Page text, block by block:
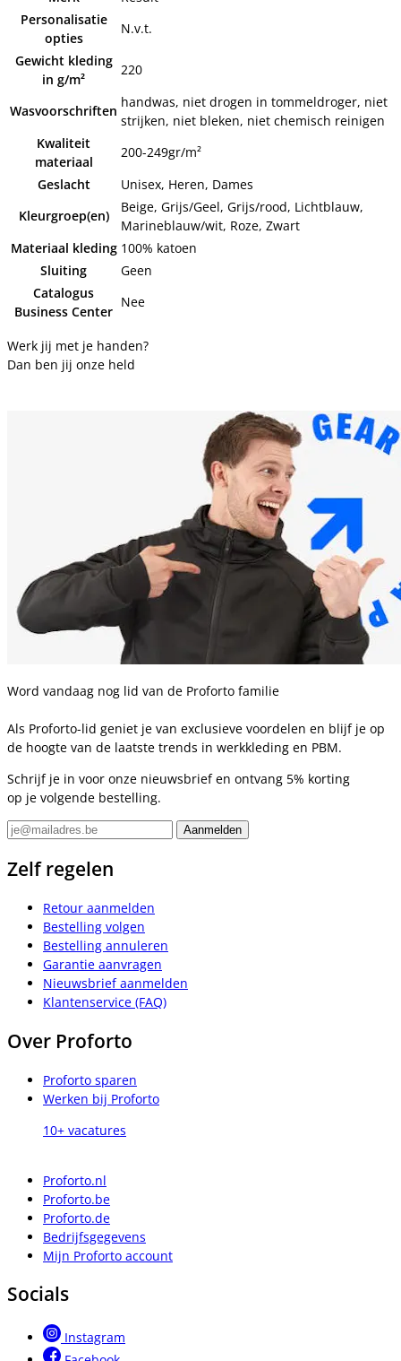
Personalisatie
opties
N.v.t.
Gewicht kleding
in g/m²
220
Wasvoorschriften
handwas, niet drogen in tommeldroger, niet
strijken, niet bleken, niet chemisch reinigen
Kwaliteit
materiaal
200-249gr/m²
Geslacht
Unisex, Heren, Dames
Kleurgroep(en)
Beige, Grijs/Geel, Grijs/rood, Lichtblauw,
Marineblauw/wit, Roze, Zwart
Materiaal kleding 100% katoen
Sluiting
Geen
Catalogus
Business Center
Nee
Werk jij met je handen?
Dan ben jij onze held
Word vandaag nog lid van de Proforto familie
Als Proforto-lid geniet je van exclusieve voordelen en blijf je op
de hoogte van de laatste trends in werkkleding en PBM.
Schrijf je in voor onze nieuwsbrief en ontvang 5% korting
op je volgende bestelling.
Zelf regelen
Retour aanmelden
Bestelling volgen
Bestelling annuleren
Garantie aanvragen
Nieuwsbrief aanmelden
Klantenservice (FAQ)
Over Proforto
Proforto sparen
Werken bij Proforto
10+ vacatures
Proforto.nl
Proforto.be
Proforto.de
Bedrijfsgegevens
Mijn Proforto account
Socials
Instagram